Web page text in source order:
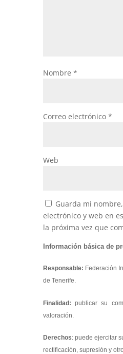
Nombre *
Correo electrónico *
Web
Guarda mi
electrónico y web en
la próxima vez que
Información básica de
Responsable: Federación
de Tenerife.
Finalidad: publicar su
valoración.
Derechos: puede ejercitar
rectificación, supresión y